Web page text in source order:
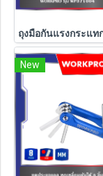
New